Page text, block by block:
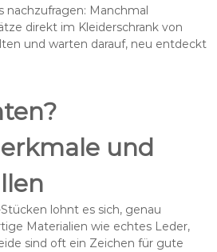
nachzufragen: Manchmal
direkt im Kleiderschrank von
und warten darauf, neu entdeckt
und
lohnt es sich, genau
Materialien wie echtes Leder,
sind oft ein Zeichen für gute